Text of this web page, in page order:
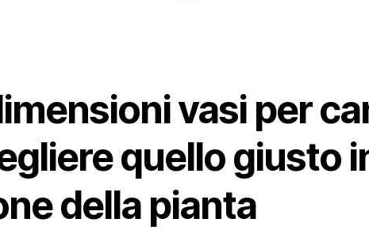
vasi per
quello giusto
della pianta